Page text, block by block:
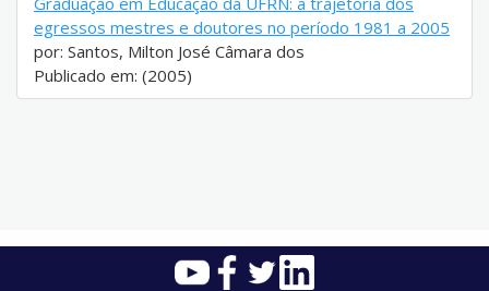
egressos mestres e doutores no período 1981 a 2005
por: Santos, Milton José Câmara dos
Publicado em: (2005)